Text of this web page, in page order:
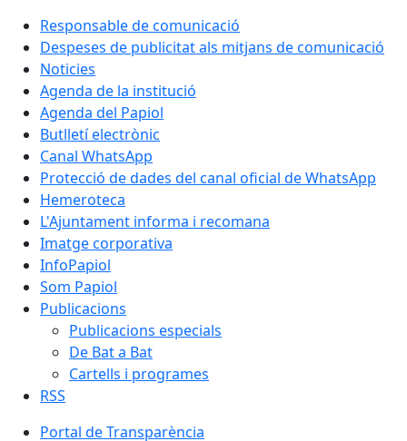
Responsable de comunicació
Despeses de publicitat als mitjans de comunicació
Noticies
Agenda de la institució
Agenda del Papiol
Butlletí electrònic
Canal WhatsApp
Protecció de dades del canal oficial de WhatsApp
Hemeroteca
L'Ajuntament informa i recomana
Imatge corporativa
InfoPapiol
Som Papiol
Publicacions
Publicacions especials
De Bat a Bat
Cartells i programes
RSS
Portal de Transparència